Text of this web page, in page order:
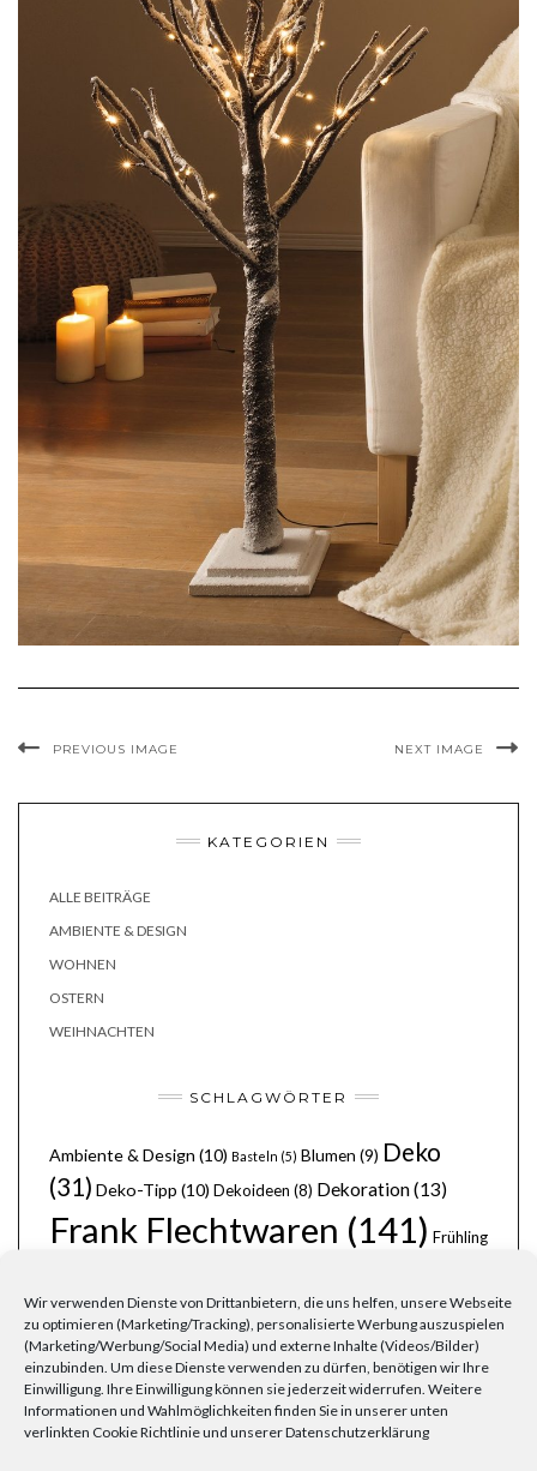
Wir verwenden Dienste von Drittanbietern, die uns helfen, unsere Webseite
zu optimieren (Marketing/Tracking), personalisierte Werbung auszuspielen
(Marketing/Werbung/Social Media) und externe Inhalte (Videos/Bilder)
einzubinden. Um diese Dienste verwenden zu dürfen, benötigen wir Ihre
Einwilligung. Ihre Einwilligung können sie jederzeit widerrufen. Weitere
Informationen und Wahlmöglichkeiten finden Sie in unserer unten
verlinkten Cookie Richtlinie und unserer Datenschutzerklärung
PREVIOUS IMAGE NEXT IMAGE
KATEGORIEN
ALLE BEITRÄGE
AMBIENTE & DESIGN
WOHNEN
OSTERN
WEIHNACHTEN
SCHLAGWÖRTER
Ambiente & Design (10) Basteln (5) Blumen (9) Deko
(31) Deko-Tipp (10) Dekoideen (8) Dekoration(13)
Frank Flechtwaren (141) Frühling
Gemütlichkeit(24) Grillen (6) Grillparty(6) Herbst
(14)
Holz (6) Kerzen (8) Korbwaren (9) Körbe (11) Laternen (6)
Licht(7) Lichterkette(6) Lichterketten(8) Liebe(6) Möbel(7) Natur
(6) Naturmaterialien(6) Ordnung (8) Osterfest(6) Osterhase(6)
Ostern(9) Party(13)Pflanzen(19) Rattan(5) Rezepte
schöner Garten(10) Silvester(6) stimmungsvoll(8)